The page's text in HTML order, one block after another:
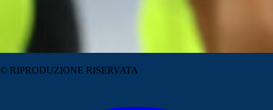
© RIPRODUZIONE RISERVATA